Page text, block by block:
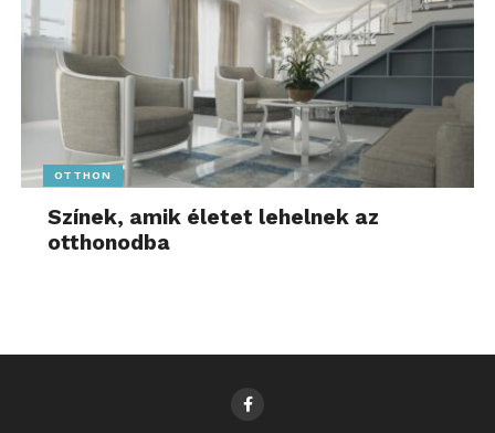
OTTHON
Színek, amik életet lehelnek az
otthonodba